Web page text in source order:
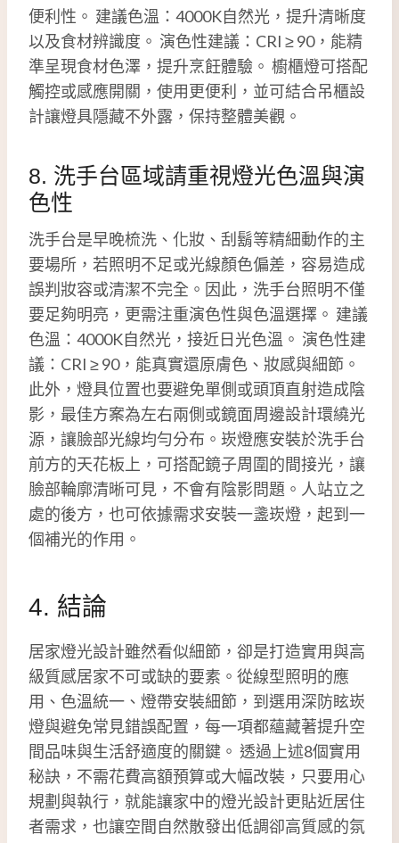
便利性。 建議色溫：4000K自然光，提升清晰度
以及食材辨識度。 演色性建議：CRI ≥ 90，能精
準呈現食材色澤，提升烹飪體驗。 櫥櫃燈可搭配
觸控或感應開關，使用更便利，並可結合吊櫃設
計讓燈具隱藏不外露，保持整體美觀。
8. 洗手台區域請重視燈光色溫與演
色性
洗手台是早晚梳洗、化妝、刮鬍等精細動作的主
要場所，若照明不足或光線顏色偏差，容易造成
誤判妝容或清潔不完全。因此，洗手台照明不僅
要足夠明亮，更需注重演色性與色溫選擇。 建議
色溫：4000K自然光，接近日光色溫。 演色性建
議：CRI ≥ 90，能真實還原膚色、妝感與細節。
此外，燈具位置也要避免單側或頭頂直射造成陰
影，最佳方案為左右兩側或鏡面周邊設計環繞光
源，讓臉部光線均勻分布。崁燈應安裝於洗手台
前方的天花板上，可搭配鏡子周圍的間接光，讓
臉部輪廓清晰可見，不會有陰影問題。人站立之
處的後方，也可依據需求安裝一盞崁燈，起到一
個補光的作用。
4. 結論
居家燈光設計雖然看似細節，卻是打造實用與高
級質感居家不可或缺的要素。從線型照明的應
用、色溫統一、燈帶安裝細節，到選用深防眩崁
燈與避免常見錯誤配置，每一項都蘊藏著提升空
間品味與生活舒適度的關鍵。 透過上述8個實用
秘訣，不需花費高額預算或大幅改裝，只要用心
規劃與執行，就能讓家中的燈光設計更貼近居住
者需求，也讓空間自然散發出低調卻高質感的氛